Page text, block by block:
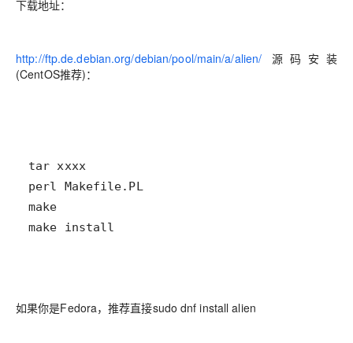
下载地址：
http://ftp.de.debian.org/debian/pool/main/a/alien/ 源码安装
(CentOS推荐)：
make install
如果你是Fedora，推荐直接sudo dnf install alien